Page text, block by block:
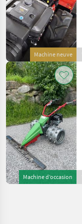
Machine neuve
Machine d’occasion